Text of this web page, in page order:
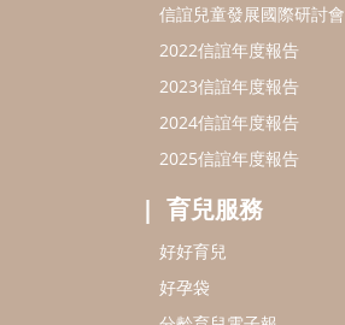
信誼兒童發展國際研討會
2022信誼年度報告
2023信誼年度報告
2024信誼年度報告
2025信誼年度報告
育兒服務
好好育兒
好孕袋